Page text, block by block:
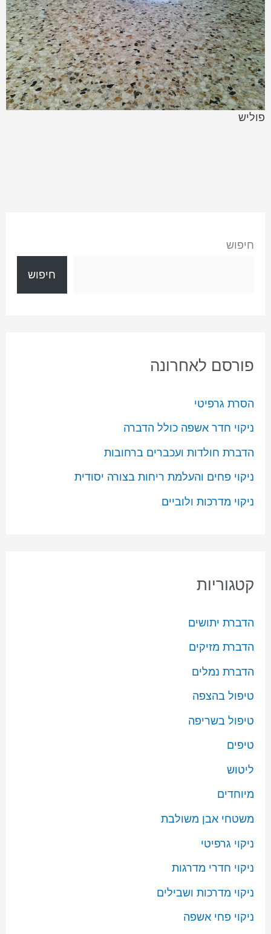
פוליש
חיפוש
חיפוש
פורסם לאחרונה
הסרת גרפיטי
ניקוי חדר אשפה כולל הדברה
הדברת חולדות ועכברים ברחובות
ניקוי פחים והעלמת ריחות בצורה יסודית
ניקוי מדרכות ולוביים
קטגוריות
הדברת יתושים
הדברת מזיקים
הדברת נמלים
טיפול בהצפה
טיפול בשריפה
טיפים
ליטוש
מיוחדים
משטחי אבן משולבת
ניקוי גרפיטי
ניקוי חדרי מדרגות
ניקוי מדרכות ושבילים
ניקוי פחי אשפה